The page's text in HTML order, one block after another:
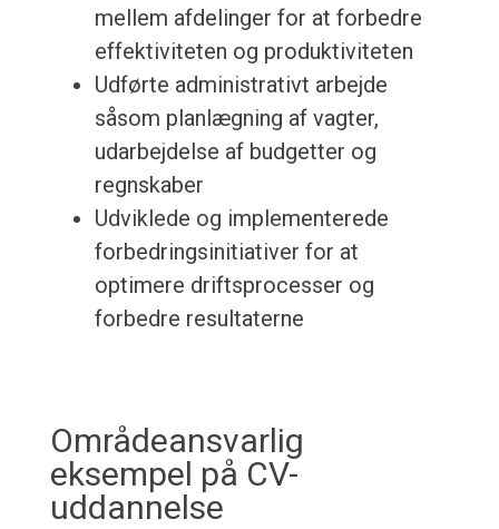
mellem afdelinger for at forbedre
effektiviteten og produktiviteten
Udførte administrativt arbejde
såsom planlægning af vagter,
udarbejdelse af budgetter og
regnskaber
Udviklede og implementerede
forbedringsinitiativer for at
optimere driftsprocesser og
forbedre resultaterne
Områdeansvarlig
eksempel på CV-
uddannelse